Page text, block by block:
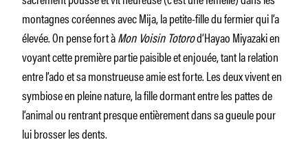
montagnes coréennes avec Mija, la petite-fille du fermier qui l’a
élevée. On pense fort àMon Voisin Totorod’Hayao Miyazaki en
voyant cette première partie paisible et enjouée, tant la relation
entre l’ado et sa monstrueuse amie est forte. Les deux vivent en
symbiose en pleine nature, la fille dormant entre les pattes de
l’animal ou rentrant presque entièrement dans sa gueule pour
lui brosser les dents.